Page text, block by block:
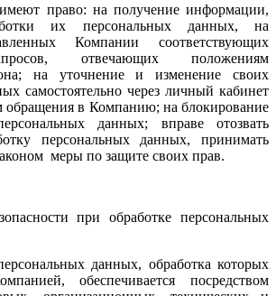
право: на получение информации,
их персональных данных, на
Компании соответствующих
отвечающих положениям
на уточнение и изменение своих
самостоятельно через личный кабинет
обращения в Компанию; на блокирование
данных; вправе отозвать
персональных данных, принимать
меры по защите своих прав.
при обработке персональных
данных, обработка которых
обеспечивается посредством